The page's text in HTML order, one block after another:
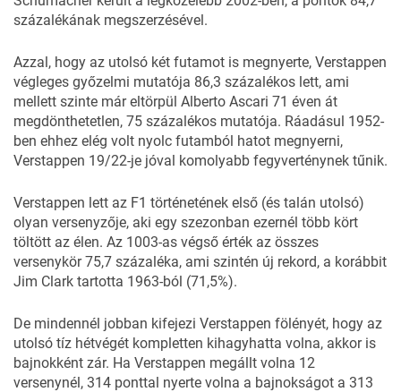
százalékának megszerzésével.
Azzal, hogy az utolsó két futamot is megnyerte, Verstappen
végleges győzelmi mutatója 86,3 százalékos lett, ami
mellett szinte már eltörpül Alberto Ascari 71 éven át
megdönthetetlen, 75 százalékos mutatója. Ráadásul 1952-
ben ehhez elég volt nyolc futamból hatot megnyerni,
Verstappen 19/22-je jóval komolyabb fegyverténynek tűnik.
Verstappen lett az F1 történetének első (és talán utolsó)
olyan versenyzője, aki egy szezonban ezernél több kört
töltött az élen. Az 1003-as végső érték az összes
versenykör 75,7 százaléka, ami szintén új rekord, a korábbit
Jim Clark tartotta 1963-ból (71,5%).
De mindennél jobban kifejezi Verstappen fölényét, hogy az
utolsó tíz hétvégét kompletten kihagyhatta volna, akkor is
bajnokként zár. Ha Verstappen megállt volna 12
versenynél, 314 ponttal nyerte volna a bajnokságot a 313